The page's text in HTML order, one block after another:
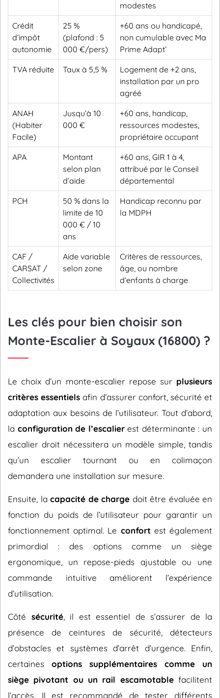
modestes
Crédit
d’impôt
autonomie
25 %
(plafond : 5
000 €/pers)
+60 ans ou handicapé,
non cumulable avec Ma
Prime Adapt’
TVA réduite Taux à 5,5 %
Logement de +2 ans,
installation par un pro
agréé
ANAH
(Habiter
Facile)
Jusqu’à 10
000 €
+60 ans, handicap,
ressources modestes,
propriétaire occupant
APA
Montant
selon plan
d’aide
+60 ans, GIR 1 à 4,
attribué par le Conseil
départemental
PCH
50 % dans la
limite de 10
000 € / 10
ans
Handicap reconnu par
la MDPH
CAF /
CARSAT /
Collectivités
Aide variable
selon zone
Critères de ressources,
âge, ou nombre
d’enfants à charge
Les clés pour bien choisir son
Monte-Escalier à Soyaux (16800) ?
Le choix d’un monte-escalier repose sur plusieurs
critères essentiels afin d’assurer confort, sécurité et
adaptation aux besoins de l’utilisateur. Tout d’abord,
la configuration de l’escalierest déterminante : un
escalier droit nécessitera un modèle simple, tandis
qu’un escalier tournant ou en colimaçon
demandera une installation sur mesure.
Ensuite, la capacité de charge doit être évaluée en
fonction du poids de l’utilisateur pour garantir un
fonctionnement optimal. Le confort est également
primordial : des options comme un siège
ergonomique, un repose-pieds ajustable ou une
commande intuitive améliorent l’expérience
d’utilisation.
Côté sécurité, il est essentiel de s’assurer de la
présence de ceintures de sécurité, détecteurs
d’obstacles et systèmes d’arrêt d’urgence. Enfin,
certaines options supplémentaires comme un
siège pivotant ou un rail escamotablefacilitent
l’accès. Il est recommandé de tester différents